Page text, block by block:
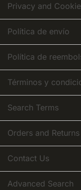
Privacy and
Política de envío
Política de
Términos y
Search Terms
Orders and Returns
Contact Us
Advanced Search